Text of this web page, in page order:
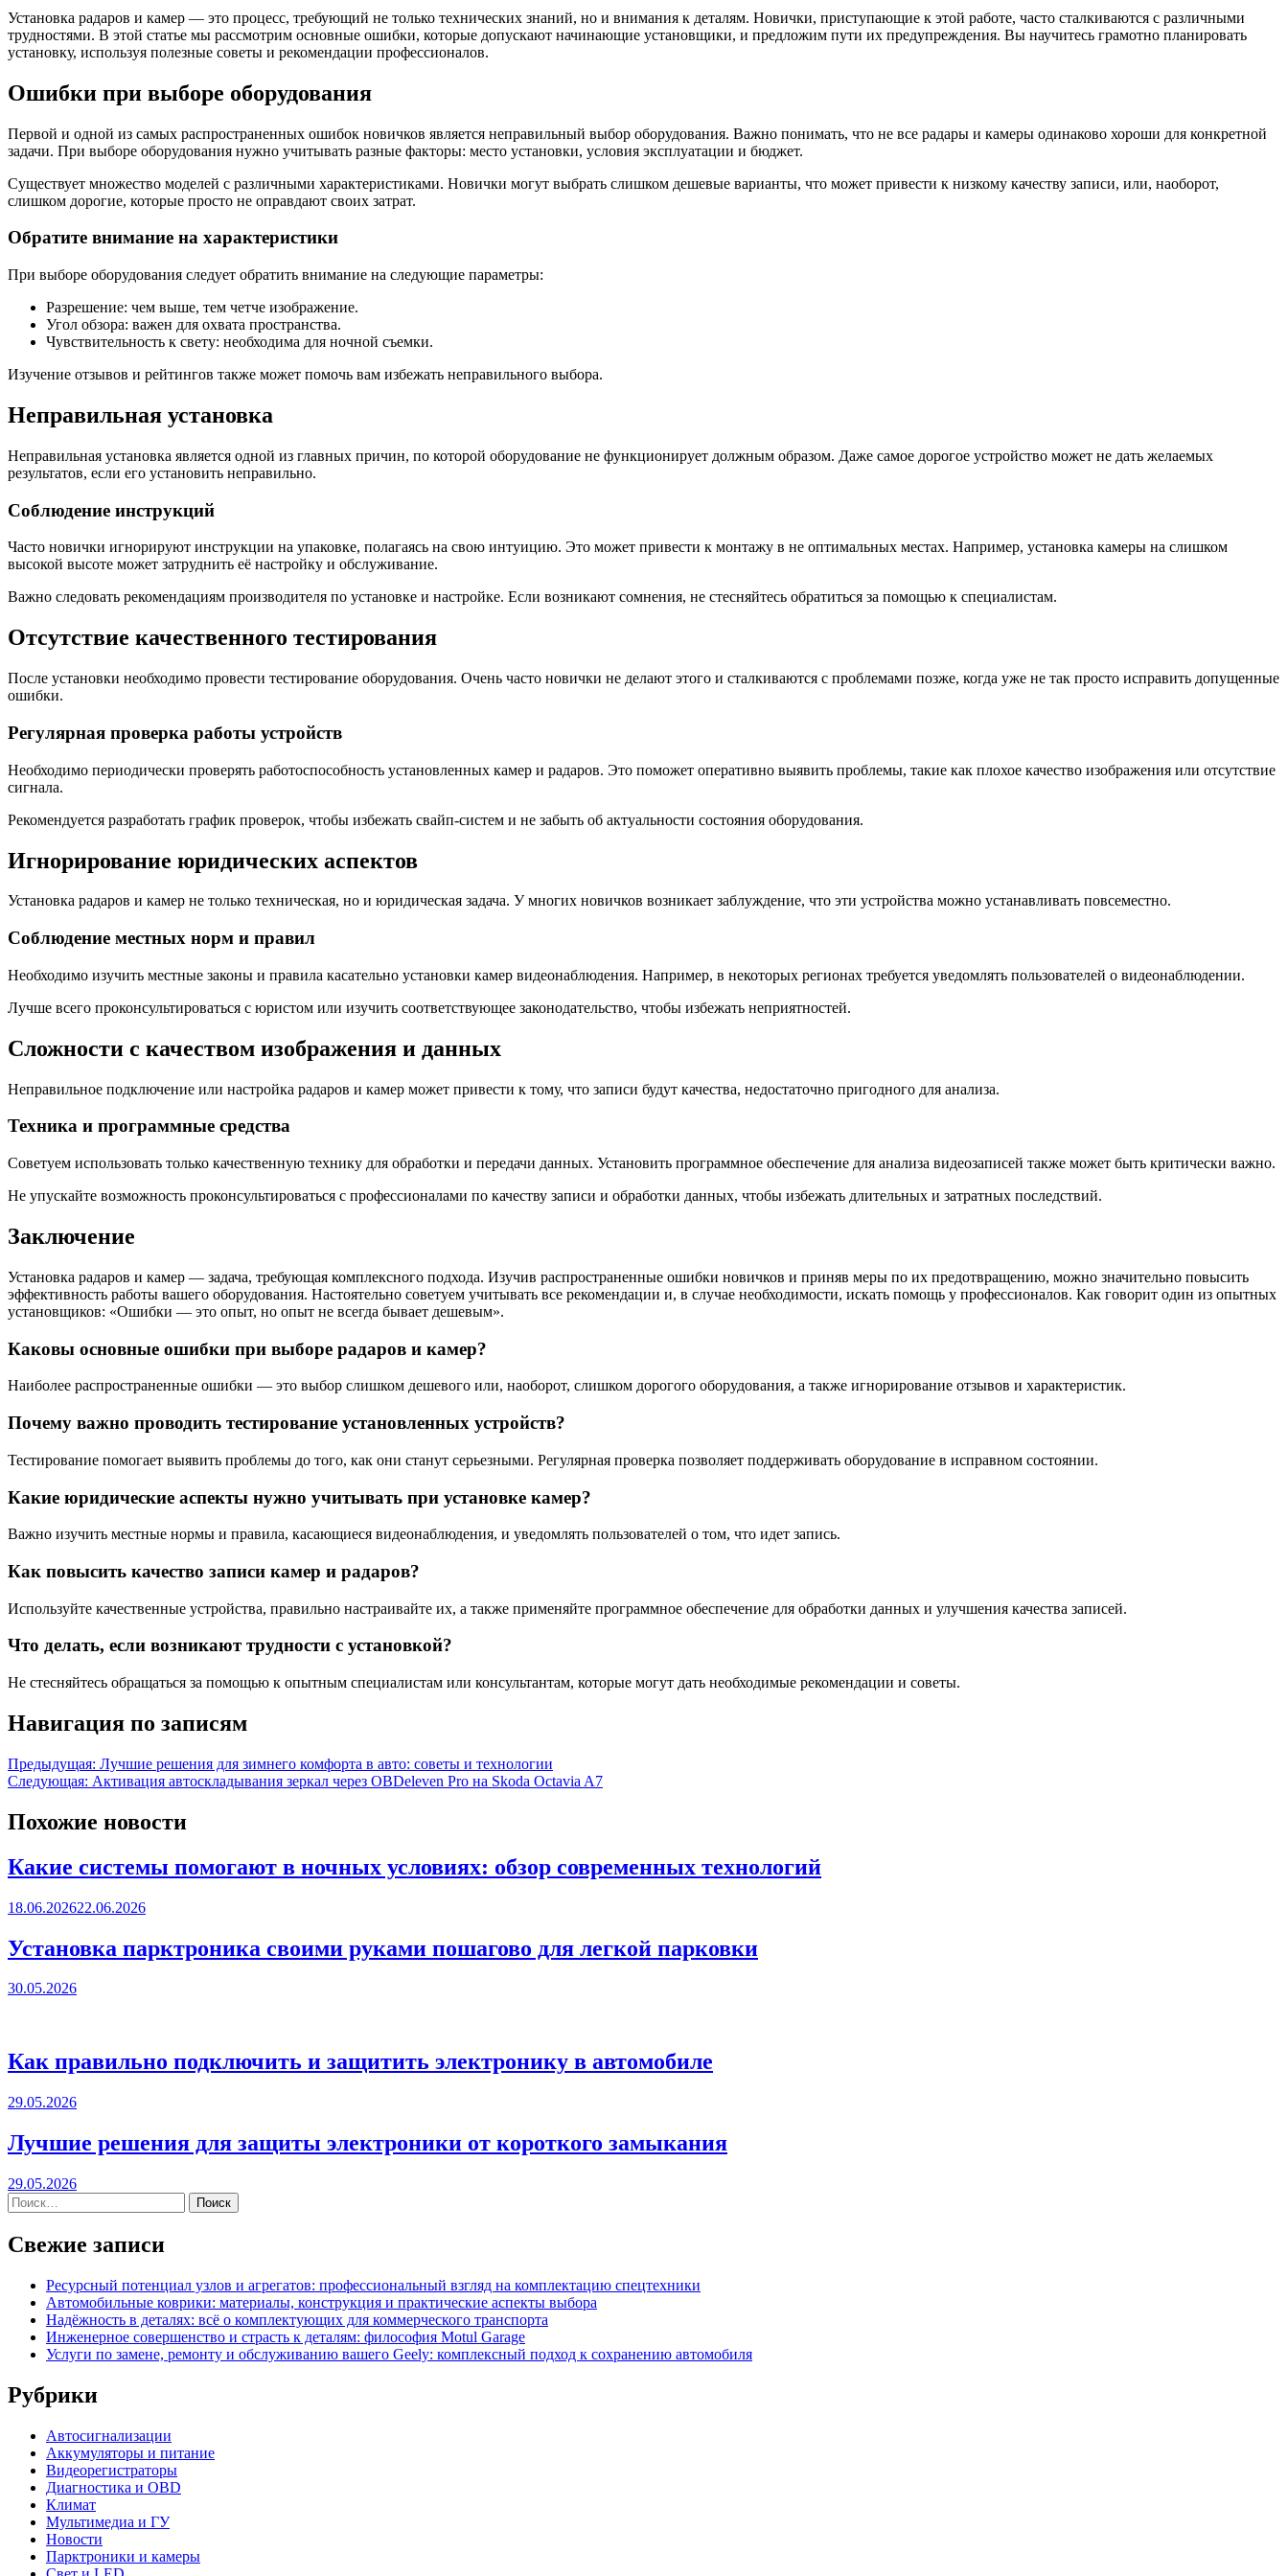
Установка радаров и камер — это процесс, требующий не только технических знаний, но и внимания к деталям. Новички, приступающие к этой работе, часто сталкиваются с различными
трудностями. В этой статье мы рассмотрим основные ошибки, которые допускают начинающие установщики, и предложим пути их предупреждения. Вы научитесь грамотно планировать
установку, используя полезные советы и рекомендации профессионалов.
Ошибки при выборе оборудования
Первой и одной из самых распространенных ошибок новичков является неправильный выбор оборудования. Важно понимать, что не все радары и камеры одинаково хороши для конкретной
задачи. При выборе оборудования нужно учитывать разные факторы: место установки, условия эксплуатации и бюджет.
Существует множество моделей с различными характеристиками. Новички могут выбрать слишком дешевые варианты, что может привести к низкому качеству записи, или, наоборот,
слишком дорогие, которые просто не оправдают своих затрат.
Обратите внимание на характеристики
При выборе оборудования следует обратить внимание на следующие параметры:
Разрешение: чем выше, тем четче изображение.
Угол обзора: важен для охвата пространства.
Чувствительность к свету: необходима для ночной съемки.
Изучение отзывов и рейтингов также может помочь вам избежать неправильного выбора.
Неправильная установка
Неправильная установка является одной из главных причин, по которой оборудование не функционирует должным образом. Даже самое дорогое устройство может не дать желаемых
результатов, если его установить неправильно.
Соблюдение инструкций
Часто новички игнорируют инструкции на упаковке, полагаясь на свою интуицию. Это может привести к монтажу в не оптимальных местах. Например, установка камеры на слишком
высокой высоте может затруднить её настройку и обслуживание.
Важно следовать рекомендациям производителя по установке и настройке. Если возникают сомнения, не стесняйтесь обратиться за помощью к специалистам.
Отсутствие качественного тестирования
После установки необходимо провести тестирование оборудования. Очень часто новички не делают этого и сталкиваются с проблемами позже, когда уже не так просто исправить допущенные
ошибки.
Регулярная проверка работы устройств
Необходимо периодически проверять работоспособность установленных камер и радаров. Это поможет оперативно выявить проблемы, такие как плохое качество изображения или отсутствие
сигнала.
Рекомендуется разработать график проверок, чтобы избежать свайп-систем и не забыть об актуальности состояния оборудования.
Игнорирование юридических аспектов
Установка радаров и камер не только техническая, но и юридическая задача. У многих новичков возникает заблуждение, что эти устройства можно устанавливать повсеместно.
Соблюдение местных норм и правил
Необходимо изучить местные законы и правила касательно установки камер видеонаблюдения. Например, в некоторых регионах требуется уведомлять пользователей о видеонаблюдении.
Лучше всего проконсультироваться с юристом или изучить соответствующее законодательство, чтобы избежать неприятностей.
Сложности с качеством изображения и данных
Неправильное подключение или настройка радаров и камер может привести к тому, что записи будут качества, недостаточно пригодного для анализа.
Техника и программные средства
Советуем использовать только качественную технику для обработки и передачи данных. Установить программное обеспечение для анализа видеозаписей также может быть критически важно.
Не упускайте возможность проконсультироваться с профессионалами по качеству записи и обработки данных, чтобы избежать длительных и затратных последствий.
Заключение
Установка радаров и камер — задача, требующая комплексного подхода. Изучив распространенные ошибки новичков и приняв меры по их предотвращению, можно значительно повысить
эффективность работы вашего оборудования. Настоятельно советуем учитывать все рекомендации и, в случае необходимости, искать помощь у профессионалов. Как говорит один из опытных
установщиков: «Ошибки — это опыт, но опыт не всегда бывает дешевым».
Каковы основные ошибки при выборе радаров и камер?
Наиболее распространенные ошибки — это выбор слишком дешевого или, наоборот, слишком дорогого оборудования, а также игнорирование отзывов и характеристик.
Почему важно проводить тестирование установленных устройств?
Тестирование помогает выявить проблемы до того, как они станут серьезными. Регулярная проверка позволяет поддерживать оборудование в исправном состоянии.
Какие юридические аспекты нужно учитывать при установке камер?
Важно изучить местные нормы и правила, касающиеся видеонаблюдения, и уведомлять пользователей о том, что идет запись.
Как повысить качество записи камер и радаров?
Используйте качественные устройства, правильно настраивайте их, а также применяйте программное обеспечение для обработки данных и улучшения качества записей.
Что делать, если возникают трудности с установкой?
Не стесняйтесь обращаться за помощью к опытным специалистам или консультантам, которые могут дать необходимые рекомендации и советы.
Навигация по записям
Предыдущая: Лучшие решения для зимнего комфорта в авто: советы и технологии
Следующая: Активация автоскладывания зеркал через OBDeleven Pro на Skoda Octavia A7
Похожие новости
Какие системы помогают в ночных условиях: обзор современных технологий
18.06.202622.06.2026
Установка парктроника своими руками пошагово для легкой парковки
30.05.2026
Как правильно подключить и защитить электронику в автомобиле
29.05.2026
Лучшие решения для защиты электроники от короткого замыкания
29.05.2026
Свежие записи
Ресурсный потенциал узлов и агрегатов: профессиональный взгляд на комплектацию спецтехники
Автомобильные коврики: материалы, конструкция и практические аспекты выбора
Надёжность в деталях: всё о комплектующих для коммерческого транспорта
Инженерное совершенство и страсть к деталям: философия Motul Garage
Услуги по замене, ремонту и обслуживанию вашего Geely: комплексный подход к сохранению автомобиля
Рубрики
Автосигнализации
Аккумуляторы и питание
Видеорегистраторы
Диагностика и OBD
Климат
Мультимедиа и ГУ
Новости
Парктроники и камеры